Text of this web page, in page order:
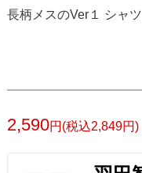
長柄メスのVer１ シャツ
2,590円(税込2,849円)